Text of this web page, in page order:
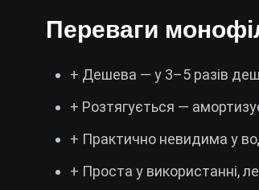
Переваги
+ Дешева — у 3–5 разів
+ Розтягується —
+ Практично невидима у
+ Проста у використанні,